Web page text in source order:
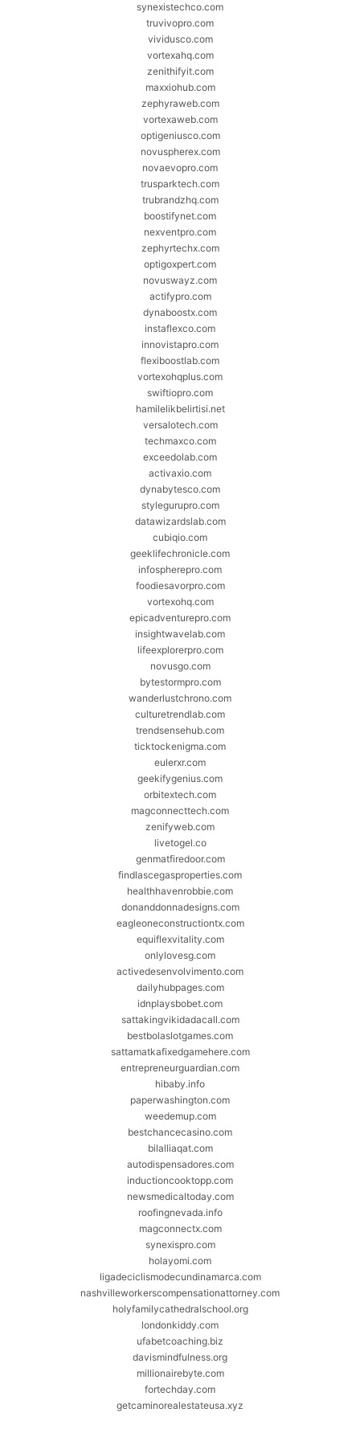
synexistechco.com
truvivopro.com
vividusco.com
vortexahq.com
zenithifyit.com
maxxiohub.com
zephyraweb.com
vortexaweb.com
optigeniusco.com
novuspherex.com
novaevopro.com
trusparktech.com
trubrandzhq.com
boostifynet.com
nexventpro.com
zephyrtechx.com
optigoxpert.com
novuswayz.com
actifypro.com
dynaboostx.com
instaflexco.com
innovistapro.com
flexiboostlab.com
vortexohqplus.com
swiftiopro.com
hamilelikbelirtisi.net
versalotech.com
techmaxco.com
exceedolab.com
activaxio.com
dynabytesco.com
stylegurupro.com
datawizardslab.com
cubiqio.com
geeklifechronicle.com
infospherepro.com
foodiesavorpro.com
vortexohq.com
epicadventurepro.com
insightwavelab.com
lifeexplorerpro.com
novusgo.com
bytestormpro.com
wanderlustchrono.com
culturetrendlab.com
trendsensehub.com
ticktockenigma.com
eulerxr.com
geekifygenius.com
orbitextech.com
magconnecttech.com
zenifyweb.com
livetogel.co
genmatfiredoor.com
findlascegasproperties.com
healthhavenrobbie.com
donanddonnadesigns.com
eagleoneconstructiontx.com
equiflexvitality.com
onlylovesg.com
activedesenvolvimento.com
dailyhubpages.com
idnplaysbobet.com
sattakingvikidadacall.com
bestbolaslotgames.com
sattamatkafixedgamehere.com
entrepreneurguardian.com
hibaby.info
paperwashington.com
weedemup.com
bestchancecasino.com
bilalliaqat.com
autodispensadores.com
inductioncooktopp.com
newsmedicaltoday.com
roofingnevada.info
magconnectx.com
synexispro.com
holayomi.com
ligadeciclismodecundinamarca.com
nashvilleworkerscompensationattorney.com
holyfamilycathedralschool.org
londonkiddy.com
ufabetcoaching.biz
davismindfulness.org
millionairebyte.com
fortechday.com
getcaminorealestateusa.xyz